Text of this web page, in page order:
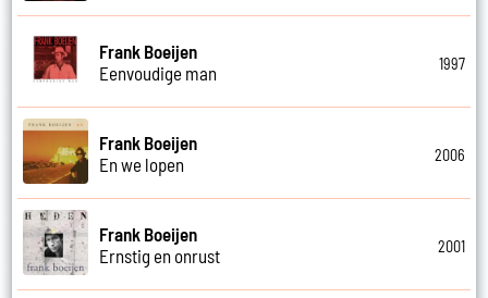
Frank Boeijen
Eenvoudige man
1997
Frank Boeijen
En we lopen
2006
Frank Boeijen
Ernstig en onrust
2001